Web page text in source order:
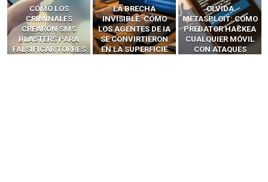
LA BRECHA
INVISIBLE: CÓMO
LOS AGENTES DE IA
SE CONVIRTIERON
EN LA SUPERFICIE
OLVIDA
METASPLOIT: CÓMO
PREDATOR HACKEA
CUALQUIER MÓVIL
CON ATAQUES
CÓMO LOS HACKERS
INTERCEPTAN OTPS
Y LLAMADAS
MÓVILES SIN
‘HACKEAR’ — EL